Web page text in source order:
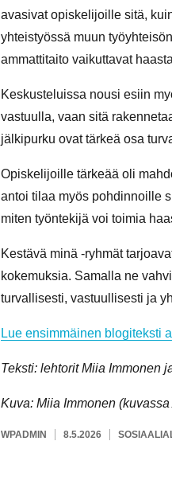
avasivat opiskelijoille sitä,
yhteistyössä muun
ammattitaito vaikuttavat
Keskusteluissa nousi esiin
vastuulla, vaan sitä
jälkipurku ovat tärkeä osa
Opiskelijoille tärkeää oli
antoi tilaa myös pohdinnoille
miten työntekijä voi toimia
Kestävä minä -ryhmät
kokemuksia. Samalla ne
turvallisesti, vastuullisesti ja
Lue ensimmäinen blogiteksti
Teksti: lehtorit Miia Immonen
Kuva: Miia Immonen
KIRJOITTAJA
WPADMIN JULKAISTU
8.5.2026